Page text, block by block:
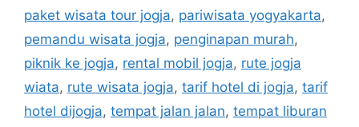
paket wisata tour jogja, pariwisata yogyakarta,
pemandu wisata jogja, penginapan murah,
piknik ke jogja, rental mobil jogja, rute jogja
wiata, rute wisata jogja, tarif hotel di jogja, tarif
hotel dijogja, tempat jalan jalan, tempat liburan